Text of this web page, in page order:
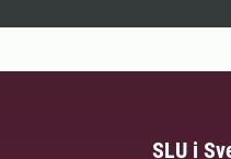
SLU i